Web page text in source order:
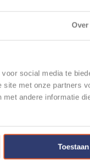
Over
social media te
site met onze partners
andere informatie
Toestaan
ADEREINDHULZEN